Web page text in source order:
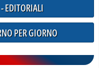
EDITORIALI
PER GIORNO